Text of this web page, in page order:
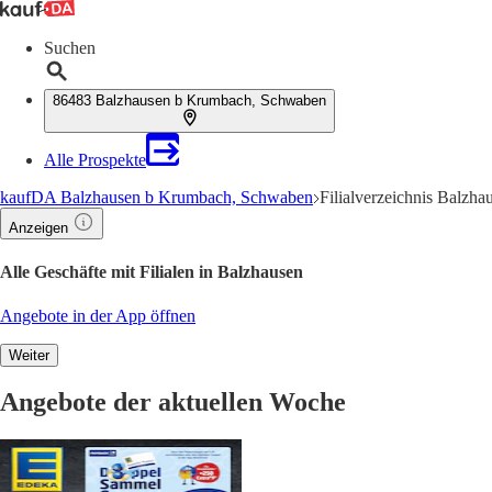
Suchen
86483 Balzhausen b Krumbach, Schwaben
Alle Prospekte
kaufDA Balzhausen b Krumbach, Schwaben Filialverzeichnis
Anzeigen
Alle Geschäfte mit Filialen in Balzhausen
Angebote in der App öffnen
Weiter
Angebote der aktuellen Woche